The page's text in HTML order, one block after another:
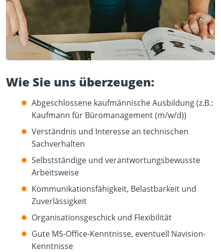
Wie Sie uns überzeugen:
Abgeschlossene kaufmännische Ausbildung (z.B.:
Kaufmann für Büromanagement (m/w/d))
Verständnis und Interesse an technischen
Sachverhalten
Selbstständige und verantwortungsbewusste
Arbeitsweise
Kommunikationsfähigkeit, Belastbarkeit und
Zuverlässigkeit
Organisationsgeschick und Flexibilität
Gute MS-Office-Kenntnisse, eventuell Navision-
Kenntnisse